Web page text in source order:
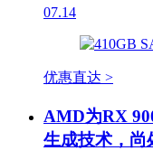
07.14
优惠直达 >
AMD为RX
生成技术，尚